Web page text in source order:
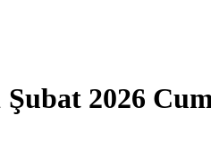
Şubat 2026